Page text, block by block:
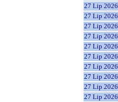
27 Lip 2026
27 Lip 2026
27 Lip 2026
27 Lip 2026
27 Lip 2026
27 Lip 2026
27 Lip 2026
27 Lip 2026
27 Lip 2026
27 Lip 2026